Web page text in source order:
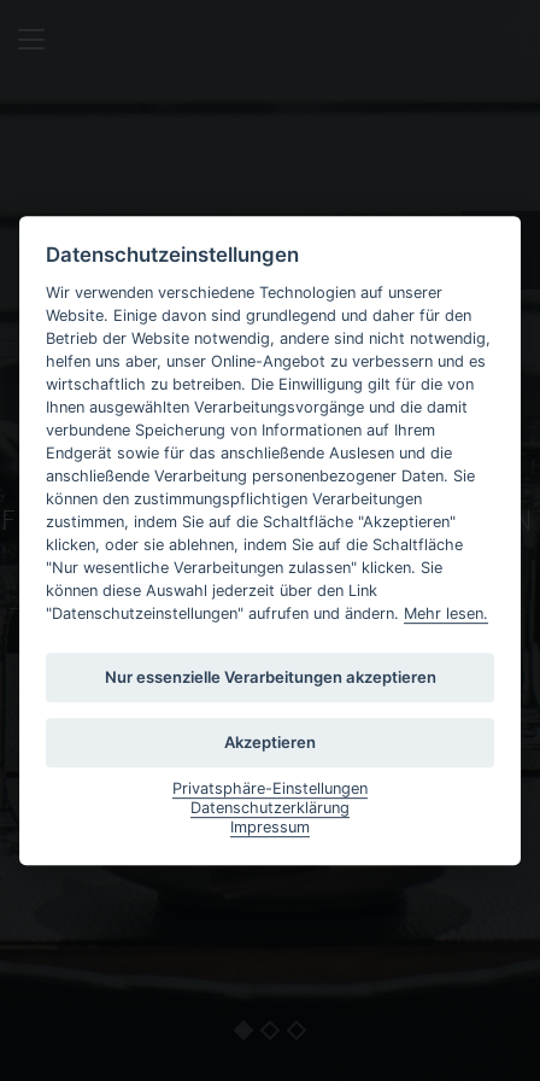
FOLLOW YOUR NOSE – LISTEN
TO YOUR BELLY
– RESTAURANT SINCE 2020 –
Datenschutzeinstellungen
Wir verwenden verschiedene Technologien auf unserer
Website. Einige davon sind grundlegend und daher für den
Betrieb der Website notwendig, andere sind nicht notwendig,
helfen uns aber, unser Online-Angebot zu verbessern und es
wirtschaftlich zu betreiben. Die Einwilligung gilt für die von
Ihnen ausgewählten Verarbeitungsvorgänge und die damit
verbundene Speicherung von Informationen auf Ihrem
Endgerät sowie für das anschließende Auslesen und die
anschließende Verarbeitung personenbezogener Daten. Sie
können den zustimmungspflichtigen Verarbeitungen
zustimmen, indem Sie auf die Schaltfläche "Akzeptieren"
klicken, oder sie ablehnen, indem Sie auf die Schaltfläche
"Nur wesentliche Verarbeitungen zulassen" klicken. Sie
können diese Auswahl jederzeit über den Link
"Datenschutzeinstellungen" aufrufen und ändern. Mehr lesen.
Nur essenzielle Verarbeitungen akzeptieren
Akzeptieren
Privatsphäre-Einstellungen
Datenschutzerklärung
Impressum